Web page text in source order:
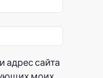
адрес сайта
моих